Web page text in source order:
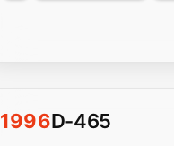
1996D-465